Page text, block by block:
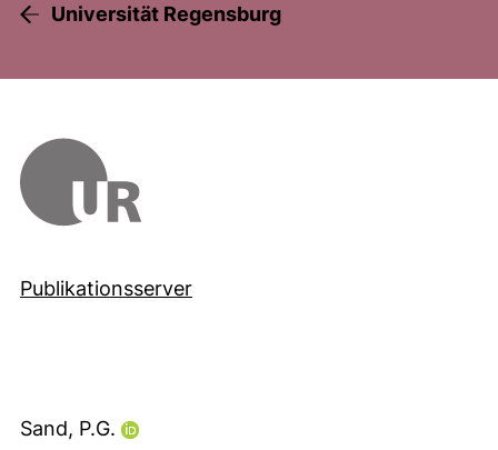
Universität Regensburg
Publikationsserver
Sand, P.G.